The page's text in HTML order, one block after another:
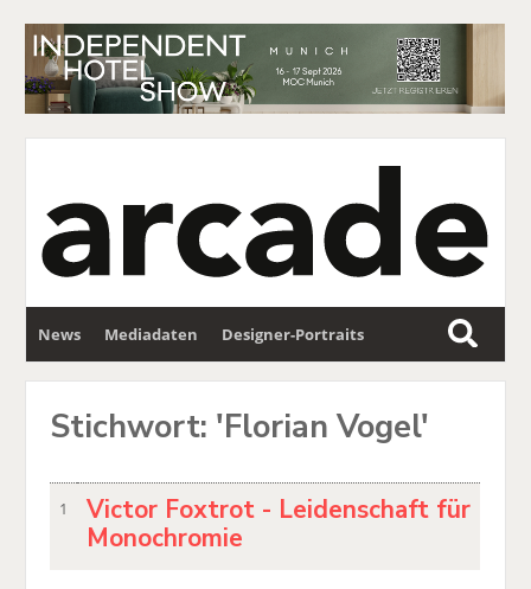
News Mediadaten Designer-Portraits
S
u
Stichwort: 'Florian Vogel'
1
Victor Foxtrot - Leidenschaft für
Monochromie